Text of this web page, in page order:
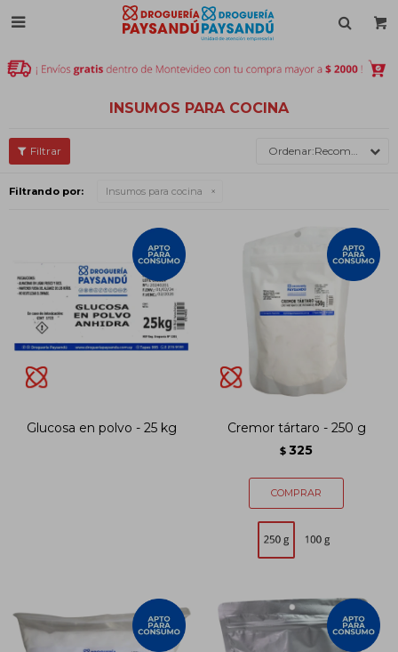

INSUMOS PARA COCINA
Recomendados
Filtrando por: Insumos para cocina
Glucosa en polvo - 25 kg Cremor tártaro - 250 g
$ 325